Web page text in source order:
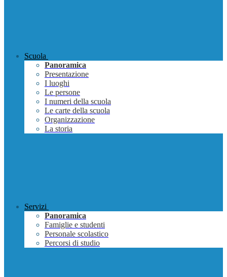
Scuola
Panoramica
Presentazione
I luoghi
Le persone
I numeri della scuola
Le carte della scuola
Organizzazione
La storia
Servizi
Panoramica
Famiglie e studenti
Personale scolastico
Percorsi di studio